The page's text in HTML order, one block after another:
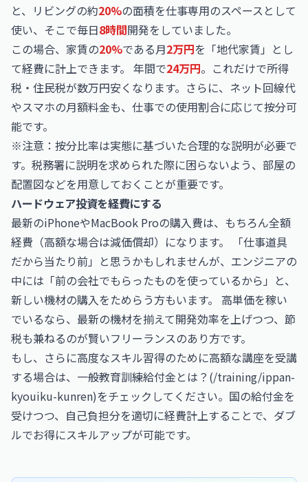
と、リビングの約20%の面積を仕事専用のスペースとして
使い、そこで毎日8時間開発をしていました。
この場合、家賃の20%である月2万円を「地代家賃」とし
て経費に計上できます。 年間で24万円。これだけで所得
税・住民税が数万円安くなります。さらに、ネット回線代
やスマホの月額料金も、仕事での使用割合に応じて按分可
能です。
※注意：按分比率は実態に基づいた合理的な説明が必要で
す。税務署に説明を求められた際に困らないよう、部屋の
配置図などを用意しておくことが重要です。
ハードウェア投資を経費にする
最新のiPhoneやMacBook Proの購入費は、もちろん全額
経費（高額な場合は減価償却）になります。 「仕事道具
だから当たり前」と思うかもしれませんが、エンジニアの
中には「前の会社でもらったものを使っているから」と、
新しい機材の購入をためらう方もいます。 高単価を稼い
でいるなら、最新の機材を揃えて開発効率を上げつつ、節
税も兼ねるのが賢いフリーランスのあり方です。
もし、さらに高度なスキル習得のために高額な講座を受講
する場合は、一般教育訓練給付金とは？(/training/ippan-
kyouiku-kunren)をチェックしてください。国の給付金を
受けつつ、自己負担分を適切に経費計上することで、ダブ
ルでお得にスキルアップが可能です。